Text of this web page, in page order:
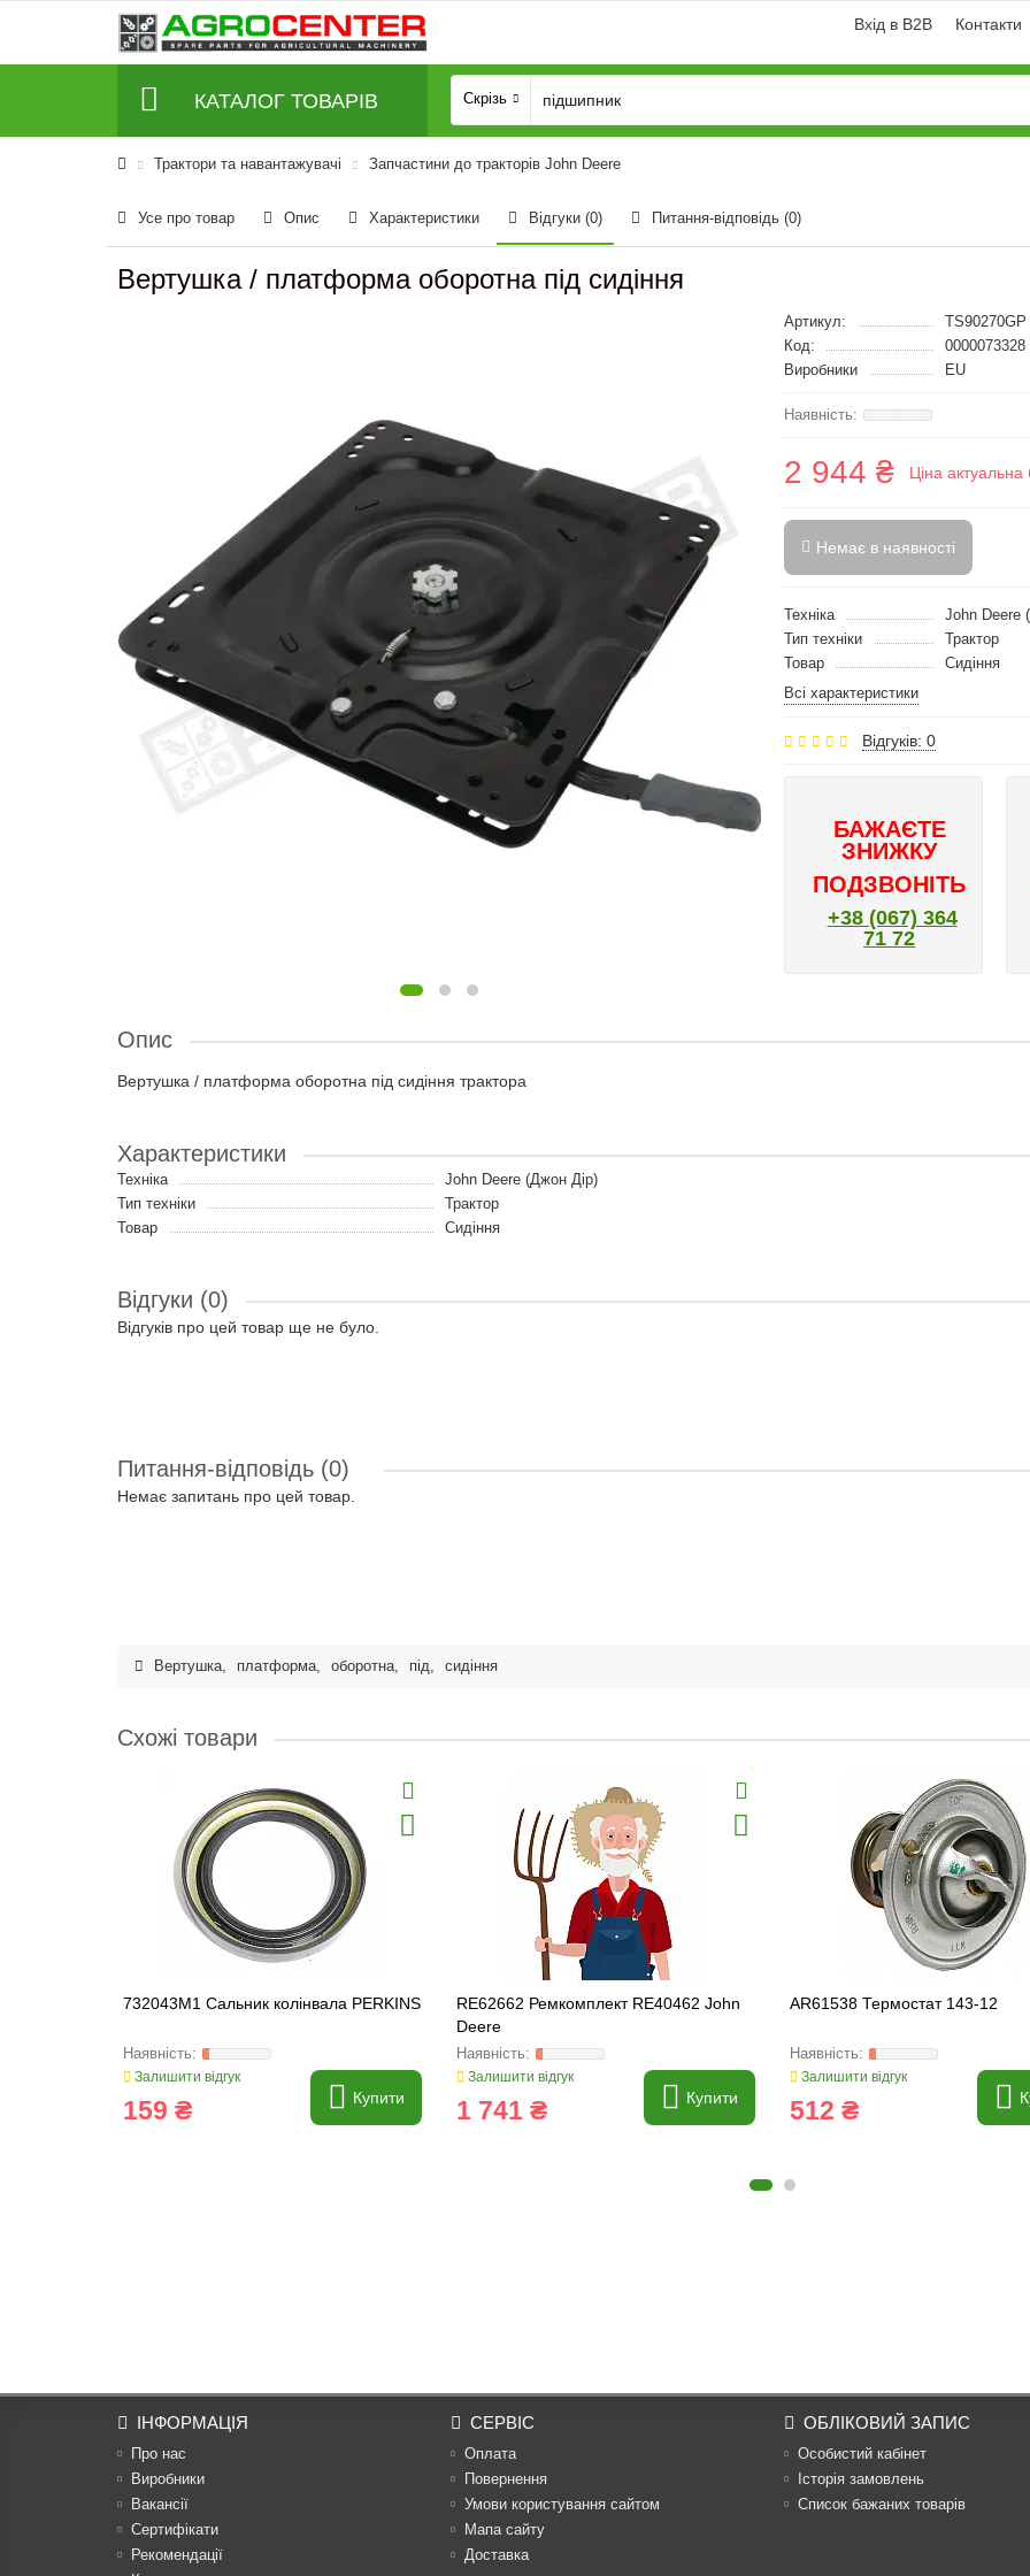
Вхід в B2B Контакти
КАТАЛОГ ТОВАРІВ Скрізь
Трактори та навантажувачі Запчастини до тракторів John Deere
Усе про товар Опис Характеристики Відгуки (0) Питання-відповідь (0)
Вертушка / платформа оборотна під сидіння
Артикул:
TS90270GP
Код:
0000073328
Виробники
EU
2 944 ₴ Ціна актуальна
Немає в наявності
Техніка
John Deere
Тип техніки
Трактор
Товар
Сидіння
Всі характеристики
Відгуків: 0
БАЖАЄТЕ
ЗНИЖКУ
ПОДЗВОНІТЬ
+38 (067) 364
71 72
Опис
Вертушка / платформа оборотна під сидіння трактора
Характеристики
Техніка
John Deere (Джон Дір)
Тип техніки
Трактор
Товар
Сидіння
Відгуки (0)
Відгуків про цей товар ще не було.
Питання-відповідь (0)
Немає запитань про цей товар.
Вертушка, платформа, оборотна, під, сидіння
Схожі товари
732043M1 Сальник колінвала PERKINS
Залишити відгук
159 ₴ Купити
RE62662 Ремкомплект RE40462 John
Deere
Залишити відгук
1 741 ₴ Купити
AR61538 Термостат 143-12
Залишити відгук
512 ₴
ІНФОРМАЦІЯ
Про нас
Виробники
Вакансії
Сертифікати
Рекомендації
СЕРВІС
Оплата
Повернення
Умови користування сайтом
Мапа сайту
Доставка
ОБЛІКОВИЙ ЗАПИС
Особистий кабінет
Історія замовлень
Список бажаних товарів